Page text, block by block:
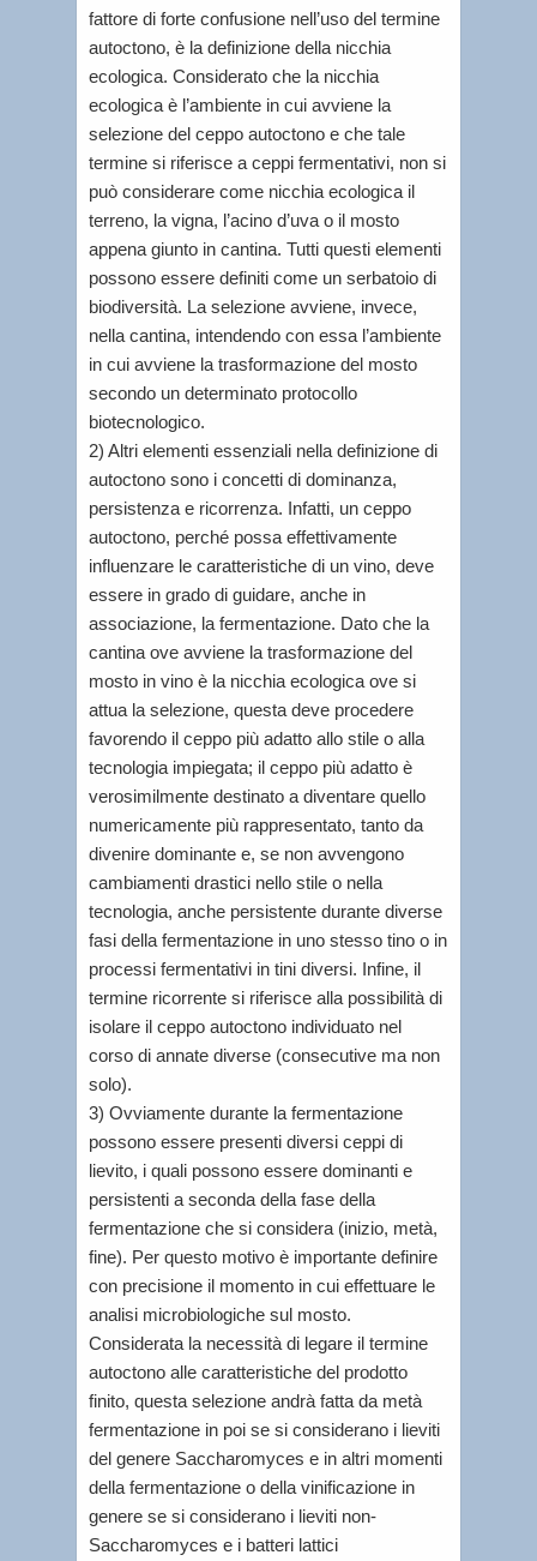
fattore di forte confusione nell’uso del termine
autoctono, è la definizione della nicchia
ecologica. Considerato che la nicchia
ecologica è l’ambiente in cui avviene la
selezione del ceppo autoctono e che tale
termine si riferisce a ceppi fermentativi, non si
può considerare come nicchia ecologica il
terreno, la vigna, l’acino d’uva o il mosto
appena giunto in cantina. Tutti questi elementi
possono essere definiti come un serbatoio di
biodiversità. La selezione avviene, invece,
nella cantina, intendendo con essa l’ambiente
in cui avviene la trasformazione del mosto
secondo un determinato protocollo
biotecnologico.
2) Altri elementi essenziali nella definizione di
autoctono sono i concetti di dominanza,
persistenza e ricorrenza. Infatti, un ceppo
autoctono, perché possa effettivamente
influenzare le caratteristiche di un vino, deve
essere in grado di guidare, anche in
associazione, la fermentazione. Dato che la
cantina ove avviene la trasformazione del
mosto in vino è la nicchia ecologica ove si
attua la selezione, questa deve procedere
favorendo il ceppo più adatto allo stile o alla
tecnologia impiegata; il ceppo più adatto è
verosimilmente destinato a diventare quello
numericamente più rappresentato, tanto da
divenire dominante e, se non avvengono
cambiamenti drastici nello stile o nella
tecnologia, anche persistente durante diverse
fasi della fermentazione in uno stesso tino o in
processi fermentativi in tini diversi. Infine, il
termine ricorrente si riferisce alla possibilità di
isolare il ceppo autoctono individuato nel
corso di annate diverse (consecutive ma non
solo).
3) Ovviamente durante la fermentazione
possono essere presenti diversi ceppi di
lievito, i quali possono essere dominanti e
persistenti a seconda della fase della
fermentazione che si considera (inizio, metà,
fine). Per questo motivo è importante definire
con precisione il momento in cui effettuare le
analisi microbiologiche sul mosto.
Considerata la necessità di legare il termine
autoctono alle caratteristiche del prodotto
finito, questa selezione andrà fatta da metà
fermentazione in poi se si considerano i lieviti
del genere Saccharomyces e in altri momenti
della fermentazione o della vinificazione in
genere se si considerano i lieviti non-
Saccharomyces e i batteri lattici